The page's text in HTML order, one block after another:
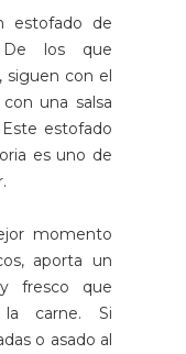
estofado de
De los que
siguen con el
una salsa
estofado
es uno de
momento
aporta un
fresco que
carne. Si
o asado al